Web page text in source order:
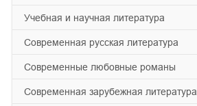
учебная и научная литература
современная русская литература
современные любовные романы
современная зарубежная литература